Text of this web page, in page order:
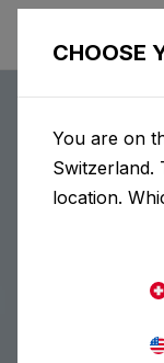
CHOOSE
You are on
Switzerland.
location.